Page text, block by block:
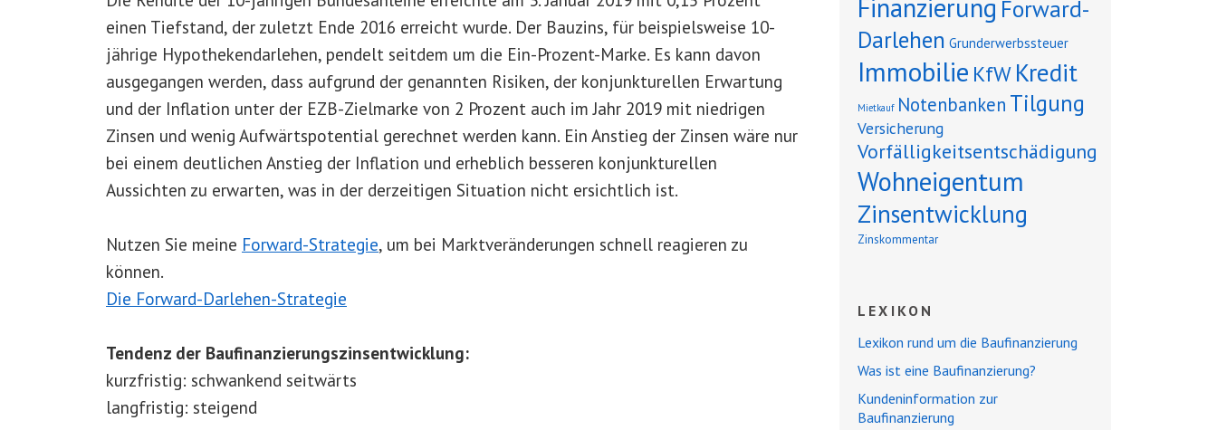
einen Tiefstand, der zuletzt Ende 2016 erreicht wurde. Der Bauzins, für beispielsweise 10-
jährige Hypothekendarlehen, pendelt seitdem um die Ein-Prozent-Marke. Es kann davon
ausgegangen werden, dass aufgrund der genannten Risiken, der konjunkturellen Erwartung
und der Inflation unter der EZB-Zielmarke von 2 Prozent auch im Jahr 2019 mit niedrigen
Zinsen und wenig Aufwärtspotential gerechnet werden kann. Ein Anstieg der Zinsen wäre nur
bei einem deutlichen Anstieg der Inflation und erheblich besseren konjunkturellen
Aussichten zu erwarten, was in der derzeitigen Situation nicht ersichtlich ist.
Nutzen Sie meine Forward-Strategie, um bei Marktveränderungen schnell reagieren zu
können.
Die Forward-Darlehen-Strategie
Tendenz der Baufinanzierungszinsentwicklung:
kurzfristig: schwankend seitwärts
langfristig: steigend
Finanzierung Forward-
Darlehen Grunderwerbssteuer
Immobilie KfWKredit
Mietkauf Notenbanken Tilgung
Versicherung
Vorfälligkeitsentschädigung
Wohneigentum
Zinsentwicklung
Zinskommentar
LEXIKON
Lexikon rund um die Baufinanzierung
Was ist eine Baufinanzierung?
Kundeninformation zur
Baufinanzierung